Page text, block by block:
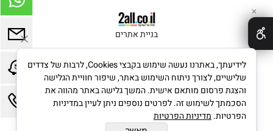
בניית אתרים
✕
לידיעתך, באתרנו נעשה שימוש בקבצי Cookies, לרבות של צדדים
שלישיים, לצורך ניתוח השימוש באתר, שיפור חוויית הגלישה
והצגת פרסום מותאם אישית. המשך גלישה באתר מהווה את
הסכמתך לשימוש זה. לפרטים נוספים ניתן לעיין במדיניות
הפרטיות. מדיניות הפרטיות